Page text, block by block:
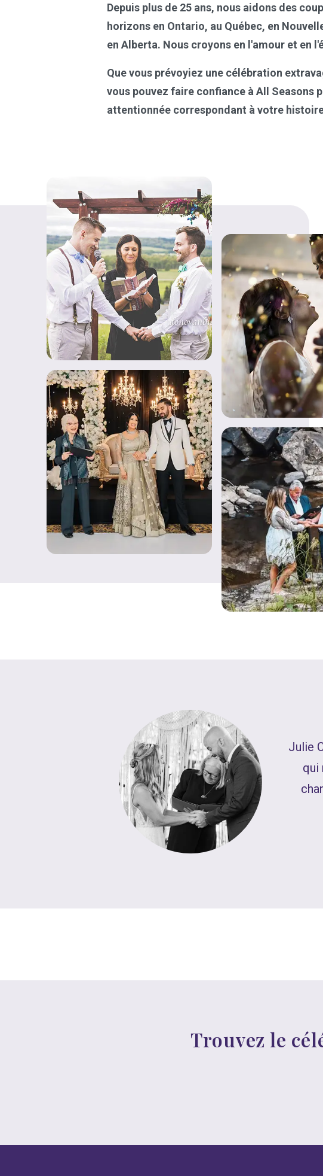
Depuis plus de 25 ans, nous aidons des
horizons en Ontario, au Québec, en
en Alberta. Nous croyons en l'amour et en
Que vous prévoyiez une célébration
vous pouvez faire confiance à All Seasons
attentionnée correspondant à votre
Julie
qui
Trouvez le